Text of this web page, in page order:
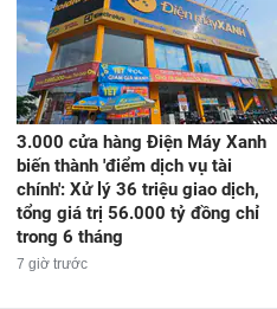
3.000 cửa hàng Điện Máy Xanh
biến thành 'điểm dịch vụ tài
chính': Xử lý 36 triệu giao dịch,
tổng giá trị 56.000 tỷ đồng chỉ
trong 6 tháng
7 giờ trước